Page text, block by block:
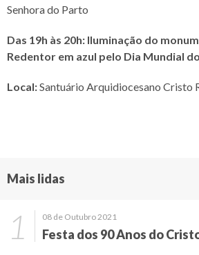
Senhora do Parto
Das 19h às 20h: Iluminação do
Redentor em azul pelo Dia Mundial
Local:Santuário Arquidiocesano Cristo
Mais lidas
08 de Outubro 2021
Festa dos 90 Anos do